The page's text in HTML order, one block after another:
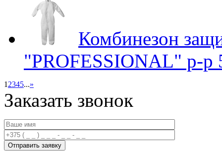
Комбинезон
"PROFESSIONAL" р-р
1 2345...»
Заказать звонок